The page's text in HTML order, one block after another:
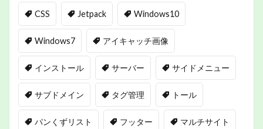
CSS Jetpack Windows10
Windows7 アイキャッチ画像
インストール サーバー サイドメニュー
サブドメイン タグ管理 トール
パンくずリスト フッター マルチサイト